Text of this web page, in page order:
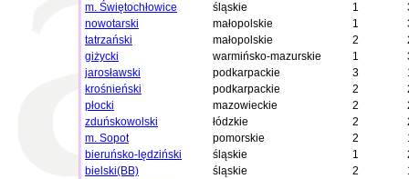
m. Świętochłowice
śląskie 1
nowotarski
małopolskie 1
tatrzański
małopolskie 2
giżycki
warmińsko-mazurskie 1
jarosławski
podkarpackie 3
krośnieński
podkarpackie 2
płocki
mazowieckie 2
zduńskowolski
łódzkie 2
m. Sopot
pomorskie 2
bieruńsko-lędziński
śląskie 1
bielski(BB)
śląskie 2